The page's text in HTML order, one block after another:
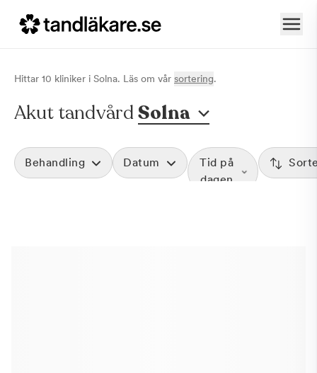
Hittar 10 kliniker i Solna. Läs om vår sortering.
Akut tandvård Solna
Behandling Datum
Tid på
dagen